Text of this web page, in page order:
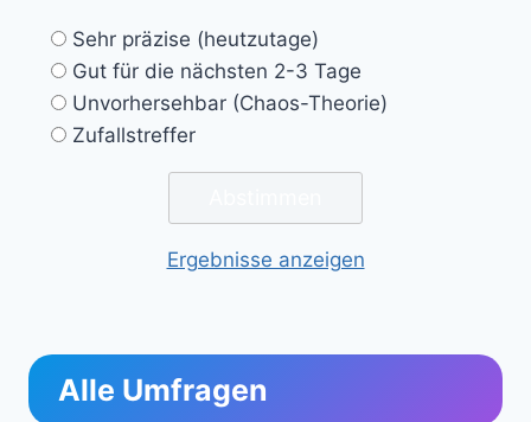
Sehr präzise (heutzutage)
Gut für die nächsten 2-3 Tage
Unvorhersehbar (Chaos-Theorie)
Zufallstreffer
Ergebnisse anzeigen
Alle Umfragen